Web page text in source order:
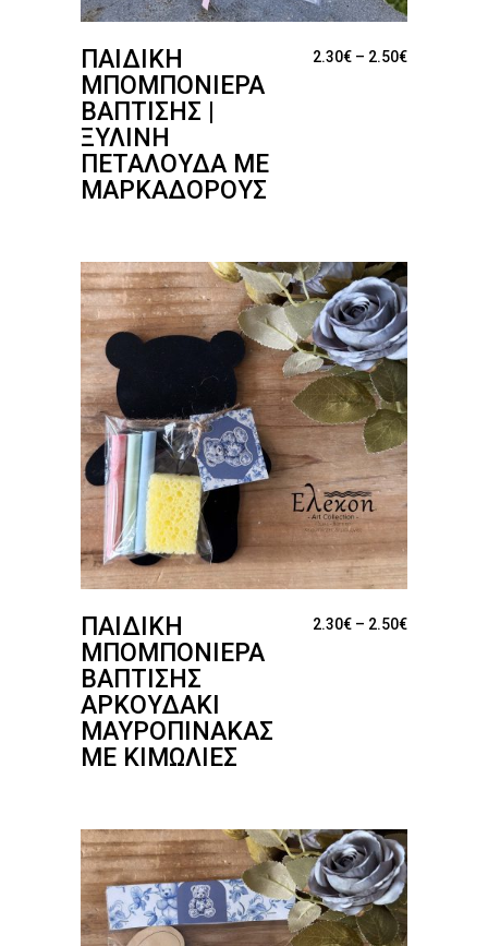
ΠΑΙΔΙΚΉ
ΜΠΟΜΠΟΝΙΈΡΑ
ΒΆΠΤΙΣΗΣ |
ΞΎΛΙΝΗ
ΠΕΤΑΛΟΎΔΑ ΜΕ
ΜΑΡΚΑΔΌΡΟΥΣ
2.30€ – 2.50€Price
ΠΑΙΔΙΚΉ
ΜΠΟΜΠΟΝΙΈΡΑ
ΒΆΠΤΙΣΗΣ
ΑΡΚΟΥΔΆΚΙ
ΜΑΥΡΟΠΊΝΑΚΑΣ
ΜΕ ΚΙΜΩΛΊΕΣ
2.30€ – 2.50€Price